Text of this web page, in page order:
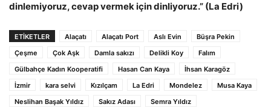
dinlemiyoruz, cevap vermek için dinliyoruz.” (La Edri)
ETİKETLER Alaçatı Alaçatı Port Aslı Evin
Büşra Pekin
Çeşme
Çok Aşk Damla sakızı Delikli Koy
Falım
Gülbahçe Kadın Kooperatifi
Hasan Can Kaya
İhsan Karagöz
İzmir
kara selvi Kızılçam La Edri Mondelez
Musa Kaya
Neslihan Başak Yıldız
Sakız Adası
Semra Yıldız